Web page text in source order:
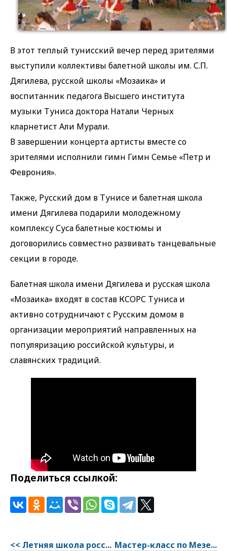
В этот теплый тунисский вечер перед зрителями
выступили коллективы балетной школы им. С.П.
Дягилева, русской школы «Мозаика» и
воспитанник педагога Высшего института
музыки Туниса доктора Натали Черных
кларнетист Али Мурали.
В завершении концерта артисты вместе со
зрителями исполнили гимн Гимн Семье «Петр и
Феврония».
Также, Русский дом в Тунисе и балетная школа
имени Дягилева подарили молодежному
комплексу Суса балетные костюмы и
договорились совместно развивать танцевальные
секции в городе.
Балетная школа имени Дягилева и русская школа
«Мозаика» входят в состав КСОРС Туниса и
активно сотрудничают с Русским домом в
организации мероприятий направленных на
популяризацию российской культуры, и
славянских традиций.
Поделиться ссылкой:
<< Летняя школа росс... Мастер-класс по Мезе...